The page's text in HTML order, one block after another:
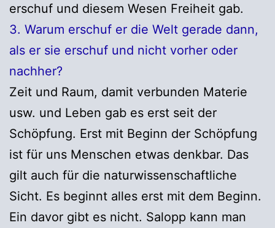
erschuf und diesem Wesen Freiheit gab.
3. Warum erschuf er die Welt gerade dann,
als er sie erschuf und nicht vorher oder
nachher?
Zeit und Raum, damit verbunden Materie
usw. und Leben gab es erst seit der
Schöpfung. Erst mit Beginn der Schöpfung
ist für uns Menschen etwas denkbar. Das
gilt auch für die naturwissenschaftliche
Sicht. Es beginnt alles erst mit dem Beginn.
Ein davor gibt es nicht. Salopp kann man